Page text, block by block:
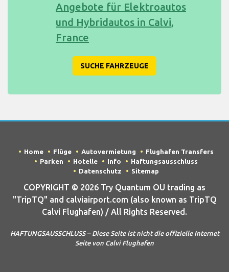
Angebote für Elektroautos
und Hybridautos in Calvi,
France
SUCHE FAHRZEUGE
Home Flüge Autovermietung
Flughafen Transfers
Parken
Hotelle Info
Haftungsausschluss
Datenschutz
Sitemap
COPYRIGHT © 2026 Try Quantum OU trading as
"TripTQ" and calviairport.com (also known as TripTQ
Calvi Flughafen) / All Rights Reserved.
HAFTUNGSAUSSCHLUSS – Diese Seite ist nicht die offizielle Internet
Seite von Calvi Flughafen